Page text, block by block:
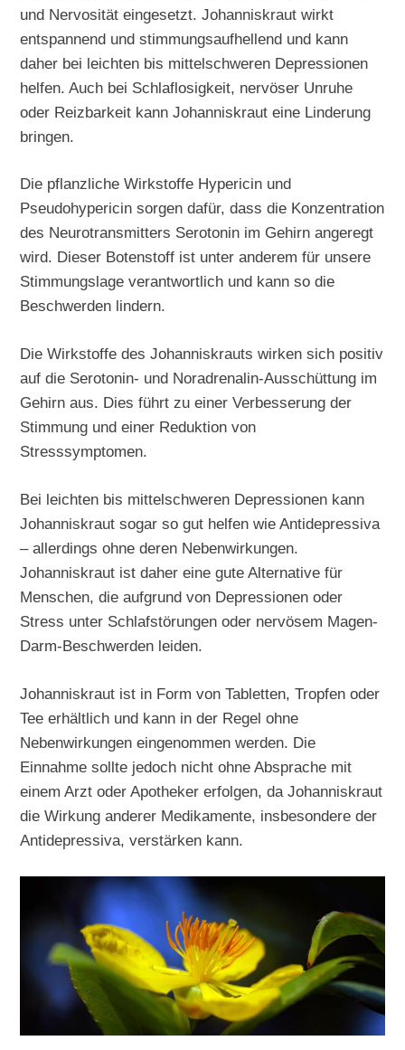
und Nervosität eingesetzt. Johanniskraut wirkt
entspannend und stimmungsaufhellend und kann
daher bei leichten bis mittelschweren Depressionen
helfen. Auch bei Schlaflosigkeit, nervöser Unruhe
oder Reizbarkeit kann Johanniskraut eine Linderung
bringen.
Die pflanzliche Wirkstoffe Hypericin und
Pseudohypericin sorgen dafür, dass die Konzentration
des Neurotransmitters Serotonin im Gehirn angeregt
wird. Dieser Botenstoff ist unter anderem für unsere
Stimmungslage verantwortlich und kann so die
Beschwerden lindern.
Die Wirkstoffe des Johanniskrauts wirken sich positiv
auf die Serotonin- und Noradrenalin-Ausschüttung im
Gehirn aus. Dies führt zu einer Verbesserung der
Stimmung und einer Reduktion von
Stresssymptomen.
Bei leichten bis mittelschweren Depressionen kann
Johanniskraut sogar so gut helfen wie Antidepressiva
– allerdings ohne deren Nebenwirkungen.
Johanniskraut ist daher eine gute Alternative für
Menschen, die aufgrund von Depressionen oder
Stress unter Schlafstörungen oder nervösem Magen-
Darm-Beschwerden leiden.
Johanniskraut ist in Form von Tabletten, Tropfen oder
Tee erhältlich und kann in der Regel ohne
Nebenwirkungen eingenommen werden. Die
Einnahme sollte jedoch nicht ohne Absprache mit
einem Arzt oder Apotheker erfolgen, da Johanniskraut
die Wirkung anderer Medikamente, insbesondere der
Antidepressiva, verstärken kann.